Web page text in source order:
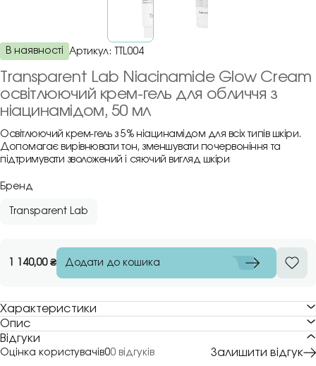
В наявності Артикул: TTL004
Transparent Lab Niacinamide Glow Cream
освітлюючий крем-гель для обличчя з
ніацинамідом, 50 мл
Освітлюючий крем-гель з 5% ніацинамідом для всіх типів шкіри.
Допомагає вирівнювати тон, зменшувати почервоніння та
підтримувати зволожений і сяючий вигляд шкіри
Бренд
Transparent Lab
1 140,00₴ Додати до кошика
Характеристики
Опис
Відгуки
Оцінка користувачів00 відгуків Залишити відгук